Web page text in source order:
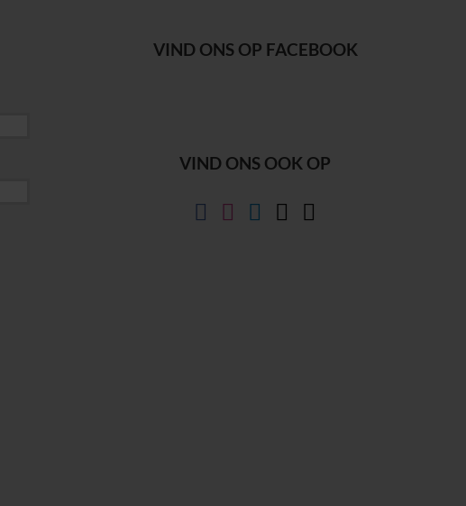
VIND ONS OP FACEBOOK
VIND ONS OOK OP